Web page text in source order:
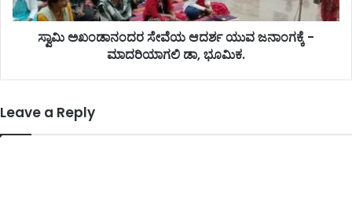
ಸ್ವಾಮಿ ಅಖಂಡಾನಂದರ ಸೇವೆಯ ಆದರ್ಶ ಯುವ ಜನಾಂಗಕ್ಕೆ -
ಮಾದರಿಯಾಗಲಿ ಡಾ, ಭೂಮಿಕ.
Leave a Reply